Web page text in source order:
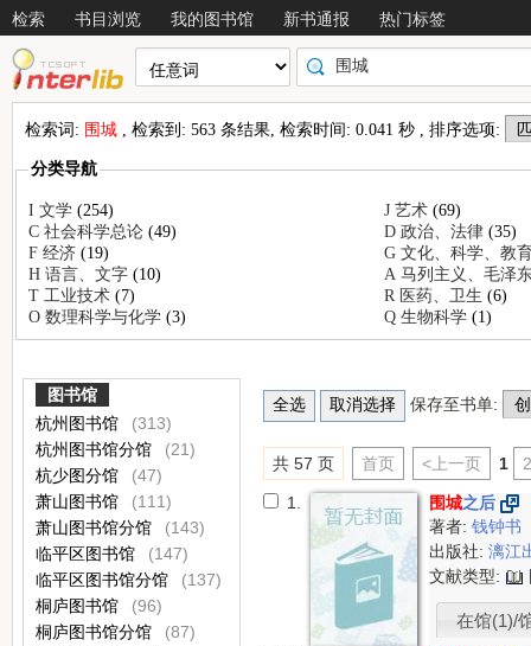
检索 书目浏览 我的图书馆 新书通报 热门标签
检索词: 围城 , 检索到: 563 条结果, 检索时间: 0.041 秒 , 排序选项:
分类导航
I 文学(254) J 艺术(69)
C 社会科学总论(49) D 政治、法律(35)
F 经济(19)
G 文化、科学、教
H 语言、文字(10)
A 马列主义、毛泽
T 工业技术(7) R 医药、卫生(6)
O 数理科学与化学(3) Q 生物科学(1)
图书馆
杭州图书馆
(313)
杭州图书馆分馆
(21)
杭少图分馆
(47)
萧山图书馆
(111)
萧山图书馆分馆
(143)
临平区图书馆
(147)
临平区图书馆分馆
(137)
桐庐图书馆
(96)
桐庐图书馆分馆
(87)
保存至书单:
共 57 页 首页 <上一页 1
1. 围城之后
著者:钱钟书
出版社:漓江
文献类型:
在馆(1)/